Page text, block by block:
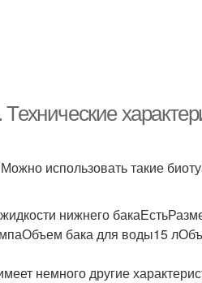
использовать такие
нижнего
бака для воды15
немного другие